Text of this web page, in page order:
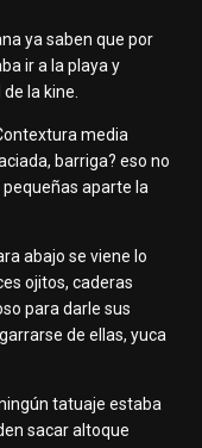
ya saben que por
ir a la playa y
la kine.
media
barriga? eso no
aparte la
abajo se viene lo
ojitos, caderas
para darle sus
de ellas, yuca
tatuaje estaba
sacar altoque